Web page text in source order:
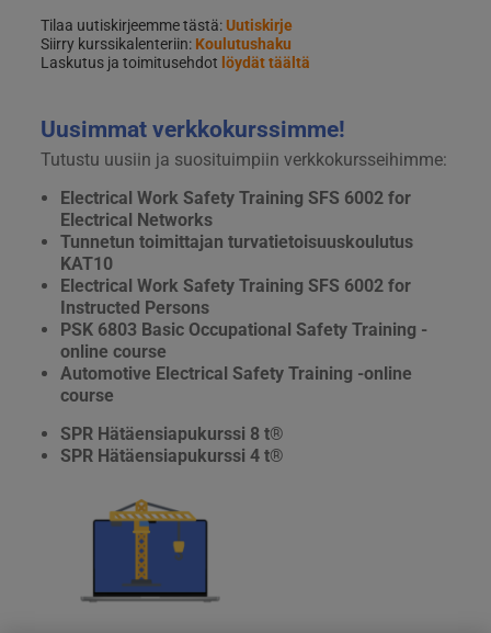
Tilaa uutiskirjeemme tästä:Uutiskirje
Siirry kurssikalenteriin: Koulutushaku
Laskutus ja toimitusehdot löydät täältä
Uusimmat verkkokurssimme!
Tutustu uusiin ja suosituimpiin verkkokursseihimme:
Electrical Work Safety Training SFS 6002 for
Electrical Networks
Tunnetun toimittajan turvatietoisuuskoulutus
KAT10
Electrical Work Safety Training SFS 6002 for
Instructed Persons
PSK 6803 Basic Occupational Safety Training -
online course
Automotive Electrical Safety Training -online
course
SPR Hätäensiapukurssi 8 t®
SPR Hätäensiapukurssi 4 t®